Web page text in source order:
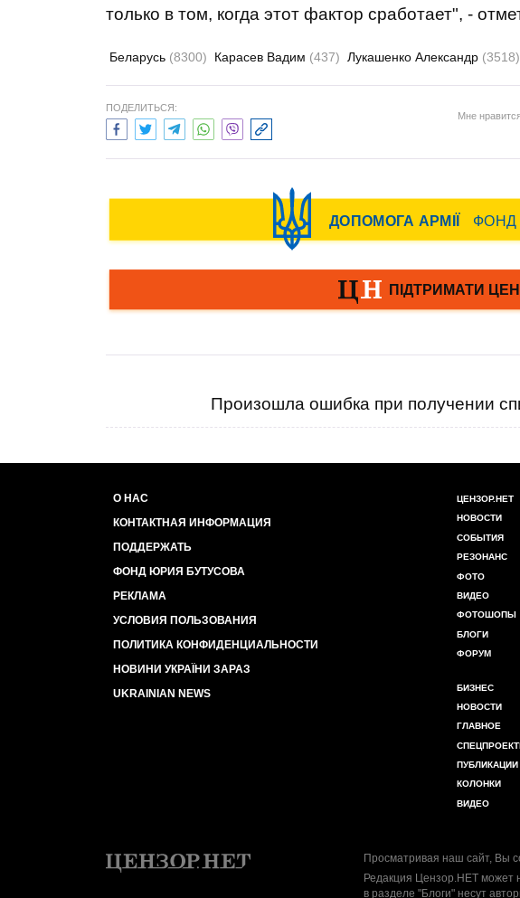
только в том, когда этот фактор сработает", -
Беларусь (8300) Карасев Вадим (437) Лукашенко Александр (3518)
ПОДЕЛИТЬСЯ:
Мне нравится
Произошла ошибка при получении
О НАС
КОНТАКТНАЯ ИНФОРМАЦИЯ
ПОДДЕРЖАТЬ
ФОНД ЮРИЯ БУТУСОВА
РЕКЛАМА
УСЛОВИЯ ПОЛЬЗОВАНИЯ
ПОЛИТИКА КОНФИДЕНЦИАЛЬНОСТИ
НОВИНИ УКРАЇНИ ЗАРАЗ
UKRAINIAN NEWS
ЦЕНЗОР.НЕТ
НОВОСТИ
СОБЫТИЯ
РЕЗОНАНС
ФОТО
ВИДЕО
ФОТОШОПЫ
БЛОГИ
ФОРУМ
БИЗНЕС
НОВОСТИ
ГЛАВНОЕ
ПУБЛИКАЦИИ
КОЛОНКИ
ВИДЕО
Просматривая наш сайт, Вы
Редакция Цензор.НЕТ может
в разделе "Блоги" несут